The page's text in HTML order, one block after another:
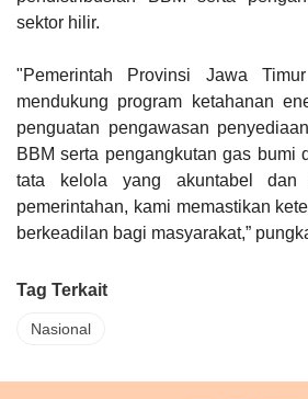
sektor hilir.
"Pemerintah Provinsi Jawa
mendukung program ketahanan
penguatan pengawasan
BBM serta pengangkutan gas bumi
tata kelola yang akuntabel dan
pemerintahan, kami memastikan
berkeadilan bagi masyarakat,”
Tag Terkait
Nasional